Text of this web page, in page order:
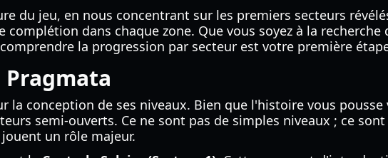
du jeu, en nous concentrant sur les premiers secteurs
dans chaque zone. Que vous soyez à la
la progression par secteur est votre première
conception de ses niveaux. Bien que l'histoire vous pousse
semi-ouverts. Ce ne sont pas de simples niveaux ; ce
un rôle majeur.